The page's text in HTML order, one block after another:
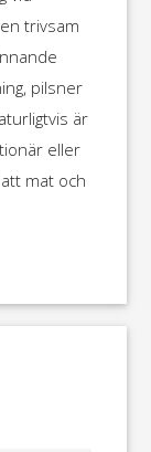
trivsam
pilsner
är
eller
mat och